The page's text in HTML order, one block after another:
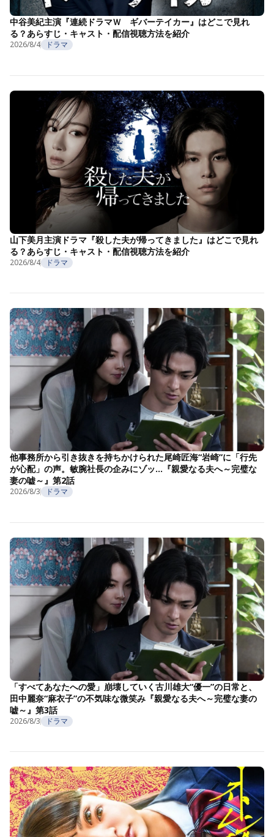
中谷美紀主演『連続ドラマＷ ギバーテイカー』はどこで見れ
る？あらすじ・キャスト・配信視聴方法を紹介
2026/8/4 ドラマ
山下美月主演ドラマ『殺した夫が帰ってきました』はどこで見れ
る？あらすじ・キャスト・配信視聴方法を紹介
2026/8/4 ドラマ
他事務所から引き抜きを持ちかけられた尾崎匠海“岩崎”に「行先
が心配」の声。敏腕社長の企みにゾッ…『親愛なる夫へ～完璧な
妻の嘘～』第2話
2026/8/3 ドラマ
「すべてあなたへの愛」崩壊していく古川雄大“優一”の日常と、
田中麗奈“麻衣子”の不気味な微笑み『親愛なる夫へ～完璧な妻の
嘘～』第3話
2026/8/3 ドラマ